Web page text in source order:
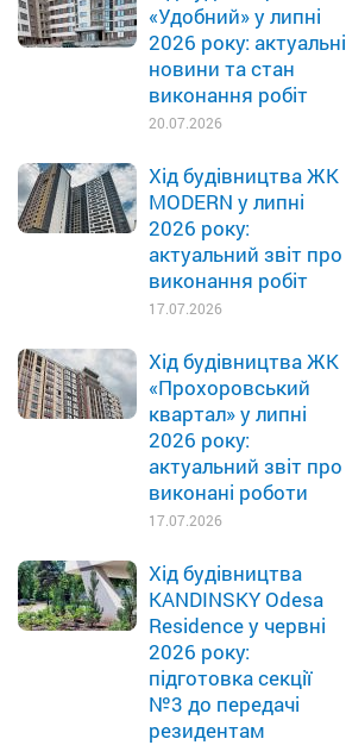
«Удобний» у липні
2026 року: актуальні
новини та стан
виконання робіт
20.07.2026
Хід будівництва ЖК
MODERN у липні
2026 року:
актуальний звіт про
виконання робіт
17.07.2026
Хід будівництва ЖК
«Прохоровський
квартал» у липні
2026 року:
актуальний звіт про
виконані роботи
17.07.2026
Хід будівництва
KANDINSKY Odesa
Residence у червні
2026 року:
підготовка секції
№3 до передачі
резидентам